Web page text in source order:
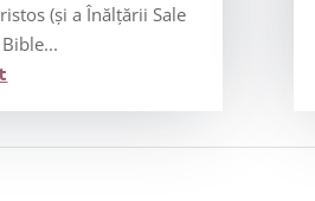
(și a Înălțării Sale